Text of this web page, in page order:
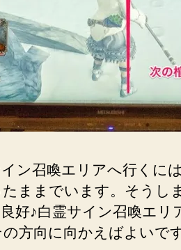
ン召喚エリアへ行くに
ままでいます。そうし
好♪白霊サイン召喚エリ
方向に向かえばよいで